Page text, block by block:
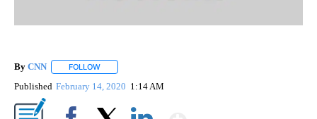
By CNN FOLLOW
Published February 14, 2020 1:14 AM